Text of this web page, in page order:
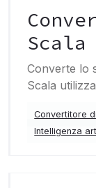
Scala
Converte lo
Scala
Convertitore
Intelligenza